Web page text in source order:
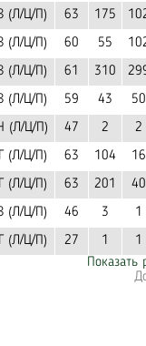
(Л/Ц/П) 63 175
(Л/Ц/П) 60 55
(Л/Ц/П) 61 310
(Л/Ц/П) 59 43 50
(Л/Ц/П) 47 2 2
Г (Л/Ц/П) 63 104 16
Г (Л/Ц/П) 63 201 40
(Л/Ц/П) 46 3 1
Г (Л/Ц/П) 27 1
1
Показать